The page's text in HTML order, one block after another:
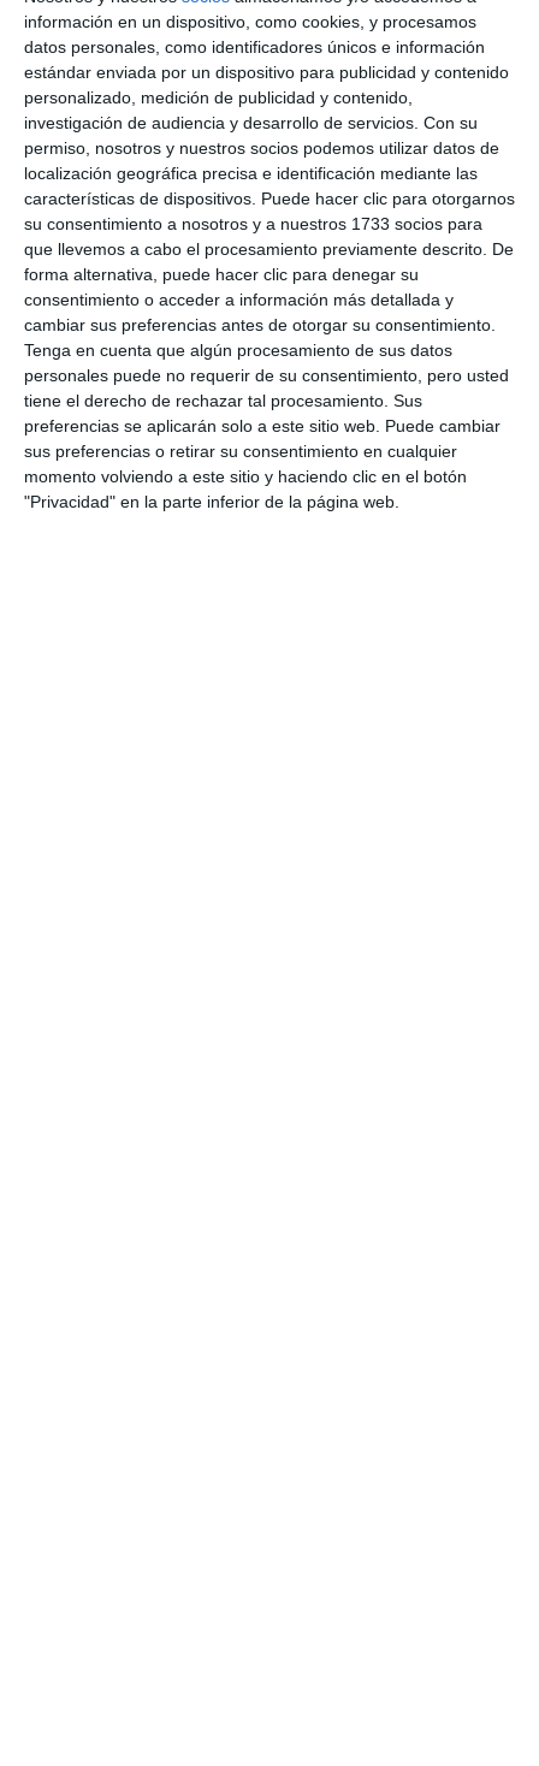
información en un dispositivo, como cookies, y procesamos
datos personales, como identificadores únicos e información
estándar enviada por un dispositivo para publicidad y contenido
personalizado, medición de publicidad y contenido,
investigación de audiencia y desarrollo de servicios. Con su
permiso, nosotros y nuestros socios podemos utilizar datos de
localización geográfica precisa e identificación mediante las
características de dispositivos. Puede hacer clic para otorgarnos
su consentimiento a nosotros y a nuestros 1733 socios para
que llevemos a cabo el procesamiento previamente descrito. De
forma alternativa, puede hacer clic para denegar su
consentimiento o acceder a información más detallada y
cambiar sus preferencias antes de otorgar su consentimiento.
Tenga en cuenta que algún procesamiento de sus datos
personales puede no requerir de su consentimiento, pero usted
tiene el derecho de rechazar tal procesamiento. Sus
preferencias se aplicarán solo a este sitio web. Puede cambiar
sus preferencias o retirar su consentimiento en cualquier
momento volviendo a este sitio y haciendo clic en el botón
"Privacidad" en la parte inferior de la página web.